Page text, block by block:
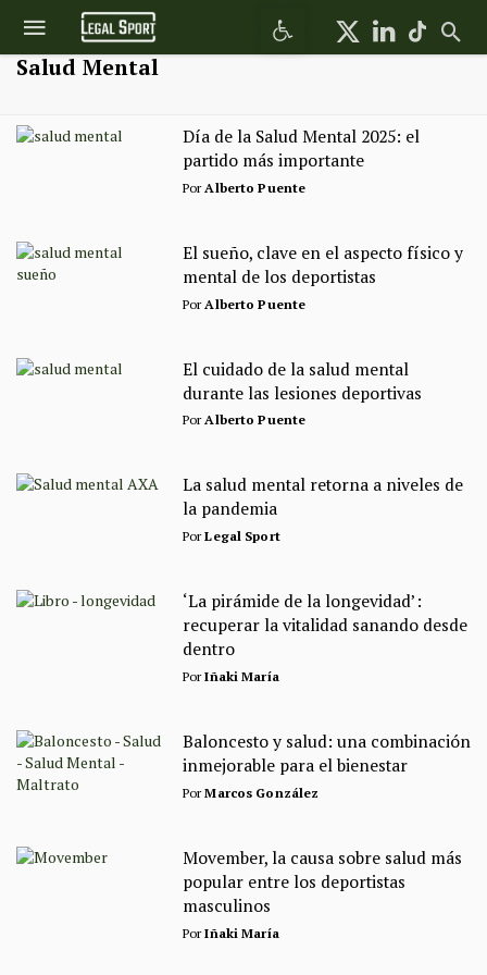
Abrir barra de herramientas
Salud Mental
Día de la Salud Mental 2025: el
partido más importante
Por Alberto Puente
El sueño, clave en el aspecto físico y
mental de los deportistas
Por Alberto Puente
El cuidado de la salud mental
durante las lesiones deportivas
PorAlberto Puente
La salud mental retorna a niveles de
la pandemia
PorLegal Sport
‘La pirámide de la longevidad’:
recuperar la vitalidad sanando desde
dentro
PorIñaki María
Baloncesto y salud: una combinación
inmejorable para el bienestar
PorMarcos González
Movember, la causa sobre salud más
popular entre los deportistas
masculinos
PorIñaki María